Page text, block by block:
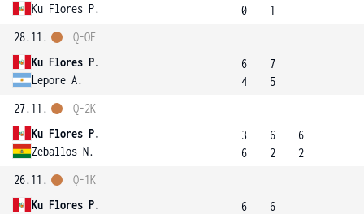
Ku Flores P.
0
1
28.11.
Ku Flores P.
Lepore A.
Q-OF
6
4
7
5
27.11.
Ku Flores P.
Zeballos N.
Q-2K
3
6
6
2
6
2
26.11.
Ku Flores P.
Q-1K
6
6